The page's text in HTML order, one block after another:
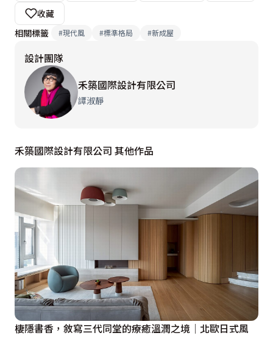
中島桌、餐廳主牆等處，串聯起場域間的關係。
設計師一筆畫出流暢拋物線，形成開闊蒼穹，收攏一家情
誼外，也將視覺無限延伸。天空下，設計師先是沿著牆面
設置整面滿足屋主收納需求的灰白色櫃體，而後自櫃體下
方植入鏤空木質抽屜，並使其延展至窗前，轉化為大尺度
完全不需擔心位置不足。至於中央留白，能擺上大餐桌定
義出親友聚會的開放餐廳，也可放上座椅變身舒適客廳，
或者作為屋主伸展筋骨的空間，擁有多元變化性。
值得一提的是，敞亮空間看似簡單開闊，其實藏匿了一間
彈性房間。當親友需暫住時，屋主可將收在廊道間的門片
拿出，嵌入水藍綠色萬象軌道上，輕鬆多隔出一間隱蔽性
高的客房，讓親友享有自在休憩時光。
廚房＋餐廚區
以玻璃拉門切分出獨立場域，且精算櫃體門片的格柵間
收藏
相關標籤
#現代風 #標準格局 #新成屋
設計團隊
禾築國際設計有限公司
譚淑靜
禾築國際設計有限公司 其他作品
棲隱書香，敘寫三代同堂的療癒溫潤之境│北歐日式風